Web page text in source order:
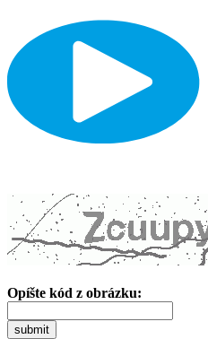
Opíšte kód z obrázku:
submit